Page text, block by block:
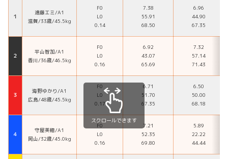
１
遠藤エミ/A1
滋賀/33歳/45.5kg
F0
L0
0.14
7.38
55.91
68.50
6.96
44.90
67.35
２
平山智加/A1
香川/36歳/46.5kg
F0
L0
0.16
6.92
43.07
65.69
7.32
57.14
71.43
３
海野ゆかり/A1
広島/48歳/45.5kg
F0
L0
0.17
6.71
51.70
67.35
6.50
50.00
68.18
４
守屋美穂/A1
岡山/32歳/45.0kg
F0
L0
0.16
7.21
52.35
69.80
5.89
22.22
44.44
スクロールできます